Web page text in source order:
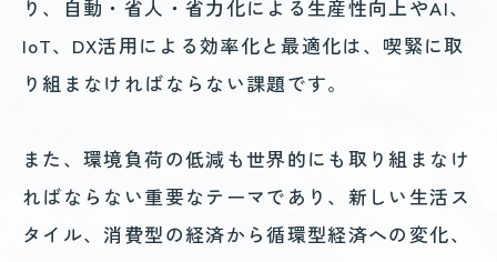
り、自動・省人・省力化による生産性向上やAI、
IoT、DX活用による効率化と最適化は、喫緊に取
り組まなければならない課題です。
また、環境負荷の低減も世界的にも取り組まなけ
ればならない重要なテーマであり、新しい生活ス
タイル、消費型の経済から循環型経済への変化、